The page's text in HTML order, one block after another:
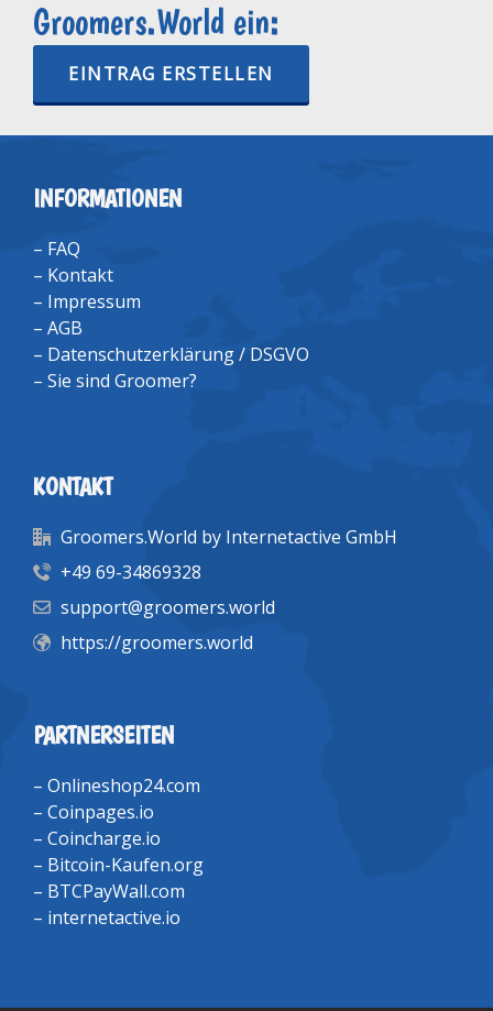
Groomers.World ein:
EINTRAG ERSTELLEN
INFORMATIONEN
– FAQ
– Kontakt
– Impressum
– AGB
– Datenschutzerklärung / DSGVO
– Sie sind Groomer?
KONTAKT
Groomers.World by Internetactive GmbH
+49 69-34869328
support@groomers.world
https://groomers.world
PARTNERSEITEN
– Onlineshop24.com
– Coinpages.io
– Coincharge.io
– Bitcoin-Kaufen.org
– BTCPayWall.com
– internetactive.io